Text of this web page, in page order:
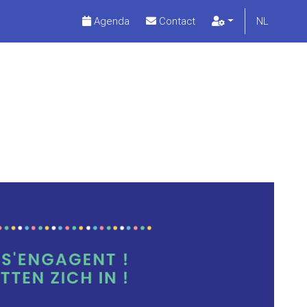
Agenda Contact NL